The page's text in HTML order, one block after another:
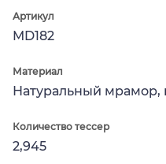
Артикул
MD182
Материал
Натуральный мрамор,
Количество тессер
2,945